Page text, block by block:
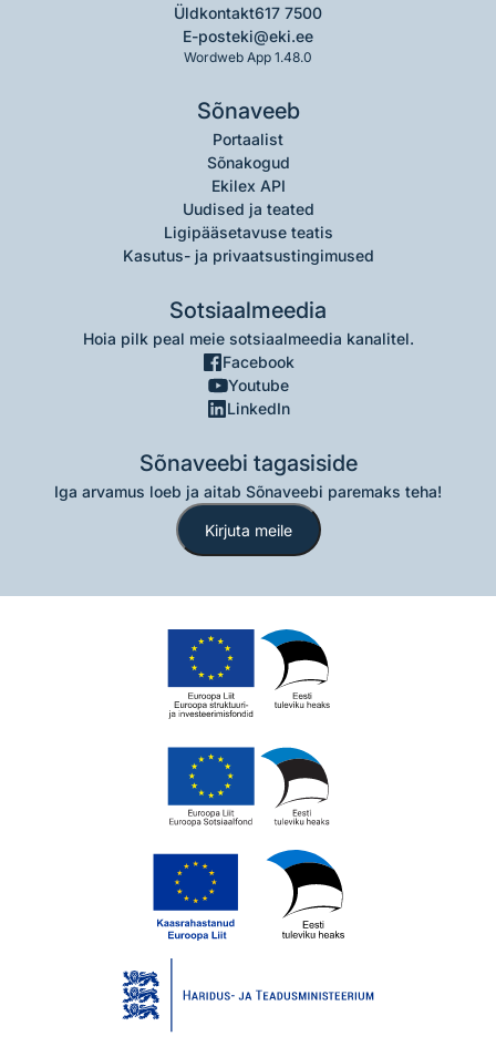
Üldkontakt617 7500
E-posteki@eki.ee
Wordweb App 1.48.0
Sõnaveeb
Portaalist
Sõnakogud
Ekilex API
Uudised ja teated
Ligipääsetavuse teatis
Kasutus- ja privaatsustingimused
Sotsiaalmeedia
Hoia pilk peal meie sotsiaalmeedia kanalitel.
Facebook
Youtube
LinkedIn
Sõnaveebi tagasiside
Iga arvamus loeb ja aitab Sõnaveebi paremaks teha!
Kirjuta meile